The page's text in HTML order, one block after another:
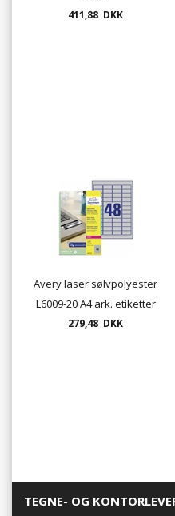
411,88 DKK
Avery laser sølvpolyester
L6009-20 A4 ark. etiketter
47,7 x 21,2mm
279,48 DKK
TEGNE- OG